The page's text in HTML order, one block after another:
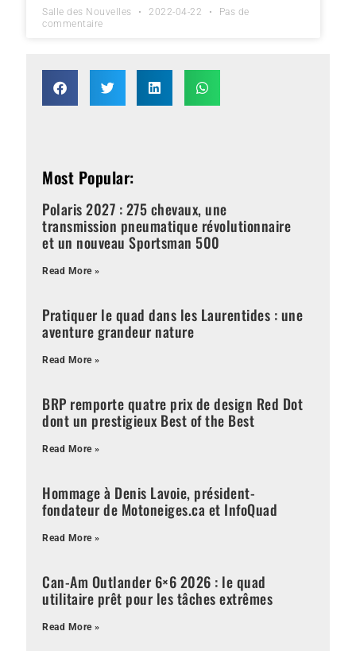
Salle des Nouvelles 2022-04-22
Pas de
commentaire
Most Popular:
Polaris 2027 : 275 chevaux, une
transmission pneumatique révolutionnaire
et un nouveau Sportsman 500
Read More »
Pratiquer le quad dans les Laurentides : une
aventure grandeur nature
Read More »
BRP remporte quatre prix de design Red Dot
dont un prestigieux Best of the Best
Read More »
Hommage à Denis Lavoie, président-
fondateur de Motoneiges.ca et InfoQuad
Read More »
Can-Am Outlander 6×6 2026 : le quad
utilitaire prêt pour les tâches extrêmes
Read More »